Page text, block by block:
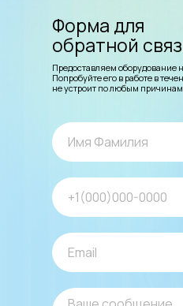
Предоставляем оборудование
Попробуйте его в работе в
не устроит по любым
Форма для
обратной